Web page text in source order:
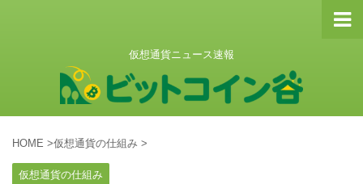
仮想通貨ニュース速報
HOME >仮想通貨の仕組み >
仮想通貨の仕組み